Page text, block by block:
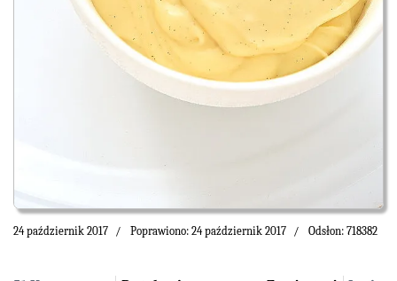
24 październik 2017 Poprawiono: 24 październik 2017 Odsłon: 718382